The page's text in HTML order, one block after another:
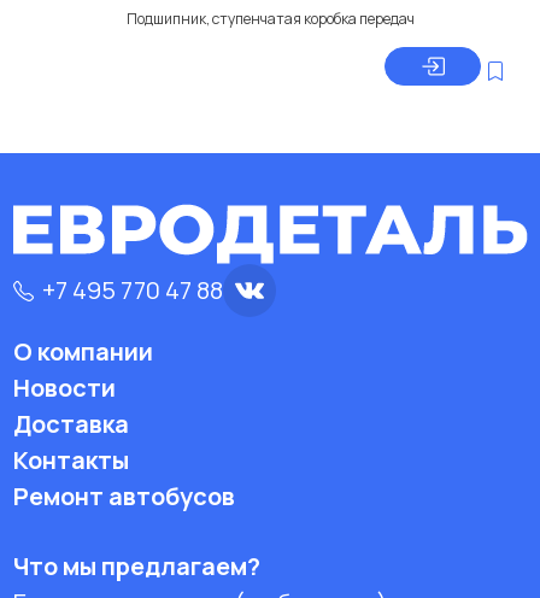
Подшипник, ступенчатая коробка передач
+7 495 770 47 88
О компании
Новости
Доставка
Контакты
Ремонт автобусов
Что мы предлагаем?